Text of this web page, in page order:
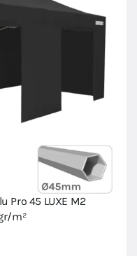
Pro 45 LUXE M2
m²